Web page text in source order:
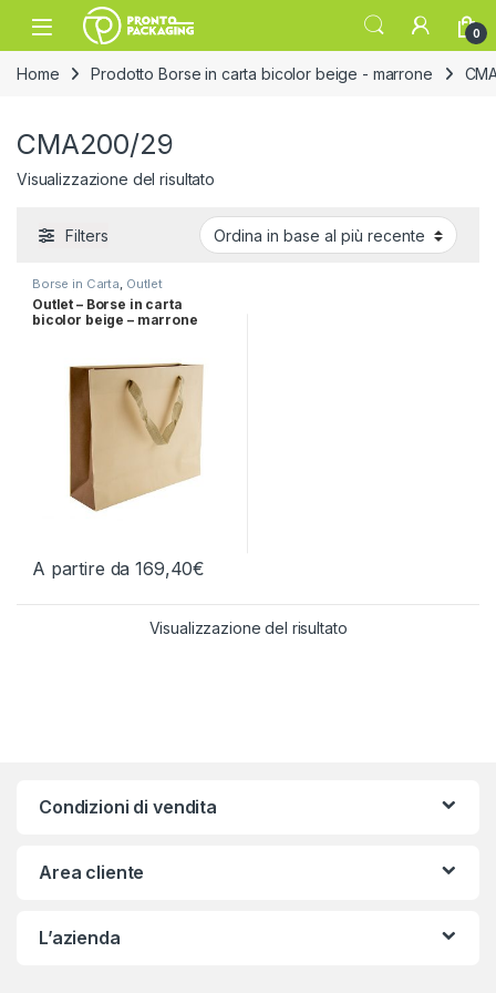
Skip to navigation
Skip to content
Open 0
Home Prodotto Borse in carta bicolor beige - marrone
CMA200/29
Visualizzazione del risultato
Filters
Borse in Carta, Outlet
Outlet – Borse in carta
bicolor beige – marrone
A partire da169,40€
Questo prodotto ha più varianti. Le opzioni possono essere
Visualizzazione del risultato
Condizioni di vendita
Area cliente
L’azienda